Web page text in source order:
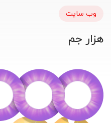
وب سایت
هزار جم